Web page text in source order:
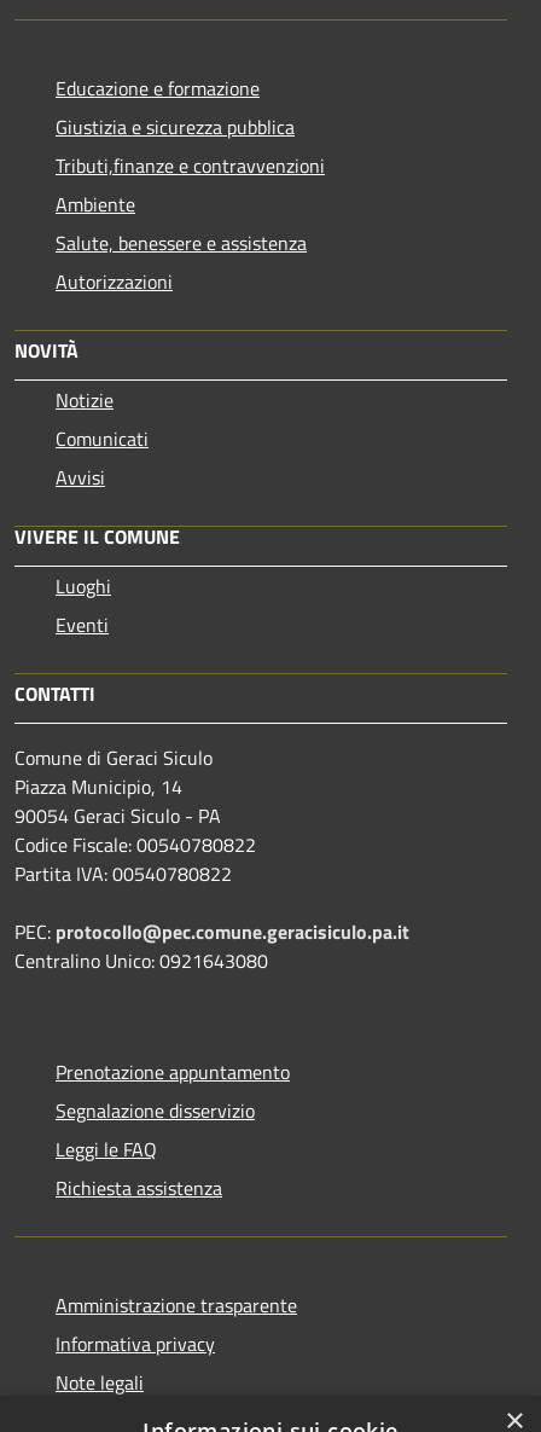
Educazione e formazione
Giustizia e sicurezza pubblica
Tributi,finanze e contravvenzioni
Ambiente
Salute, benessere e assistenza
Autorizzazioni
NOVITÀ
Notizie
Comunicati
Avvisi
VIVERE IL COMUNE
Luoghi
Eventi
CONTATTI
Comune di Geraci Siculo
Piazza Municipio, 14
90054 Geraci Siculo - PA
Codice Fiscale: 00540780822
Partita IVA: 00540780822
PEC: protocollo@pec.comune.geracisiculo.pa.it
Centralino Unico: 0921643080
Prenotazione appuntamento
Segnalazione disservizio
Leggi le FAQ
Richiesta assistenza
Amministrazione trasparente
Informativa privacy
Note legali
Dichiarazione di accessibilità
×